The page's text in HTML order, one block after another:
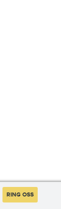
RING OSS